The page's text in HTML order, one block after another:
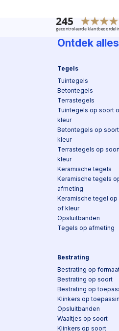
Ontdek
Tegels
Tuintegels
Betontegels
Terrastegels
Tuintegels op soort
kleur
Betontegels op
kleur
Terrastegels op
kleur
Keramische tegels
Keramische tegels
afmeting
Keramische tegel
of kleur
Opsluitbanden
Tegels op afmeting
Bestrating
Bestrating op
Bestrating op soort
Bestrating op
Klinkers op
Opsluitbanden
Waaltjes op soort
Klinkers op soort